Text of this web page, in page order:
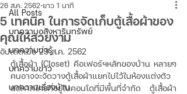
All Posts
บทความอสังหาริมทรัพย์
บทความน่ารู้
บทความข่าว
บทความเรื่องบ้าน
5 เทคนิค ในการจัดเก็บตู้เสื้อผ้าของ
คุณให้สวยงาม
26 ส.ค. 2562 ยาว 1 นาที
อัปเดตเมื่อ29 ส.ค. 2562
ตู้เสื้อผ้า (Closet) คือเฟอร์ฯหลักของบ้าน หลายๆ
คนอาจจะจัดวางตู้เสื้อผ้าแยกไปไว้ในห้องแต่งตัว
แต่หากใครที่อยู่ในคอนโดที่มีพื้นที่จำกัด ตู้เสื้อผ้า